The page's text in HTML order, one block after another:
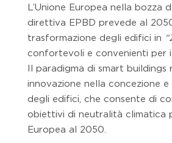
L’Unione Europea nella bozza
direttiva EPBD prevede al
trasformazione degli edifici in
confortevoli e convenienti per
Il paradigma di smart buildings
innovazione nella concezione e
degli edifici, che consente di
obiettivi di neutralità climatica
Europea al 2050.